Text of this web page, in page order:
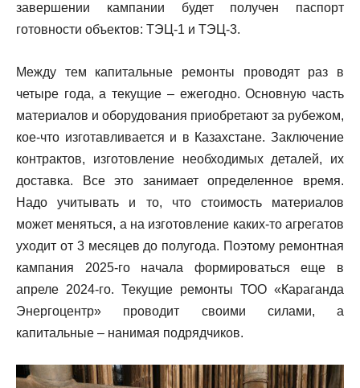
завершении кампании будет получен паспорт
готовности объектов: ТЭЦ-1 и ТЭЦ-3.
Между тем капитальные ремонты проводят раз в
четыре года, а текущие – ежегодно. Основную часть
материалов и оборудования приобретают за рубежом,
кое-что изготавливается и в Казахстане. Заключение
контрактов, изготовление необходимых деталей, их
доставка. Все это занимает определенное время.
Надо учитывать и то, что стоимость материалов
может меняться, а на изготовление каких-то агрегатов
уходит от 3 месяцев до полугода. Поэтому ремонтная
кампания 2025-го начала формироваться еще в
апреле 2024-го. Текущие ремонты ТОО «Караганда
Энергоцентр» проводит своими силами, а
капитальные – нанимая подрядчиков.